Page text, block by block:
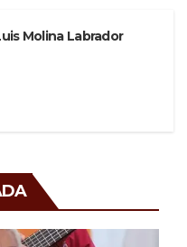
Molina Labrador